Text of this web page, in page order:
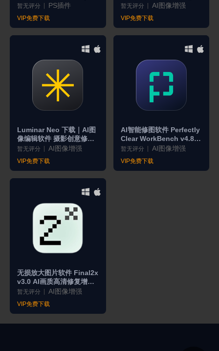
像精修自动化工具
暂无评分 PS插件
VIP免费下载
软件
暂无评分 AI图像增强
VIP免费下载
Luminar Neo 下载｜AI图
像编辑软件 摄影创意修图
工具 Win/Mac
暂无评分 AI图像增强
VIP免费下载
AI智能修图软件 Perfectly
Clear WorkBench v4.8
汉化版带全套预设
暂无评分 AI图像增强
VIP免费下载
无损放大图片软件 Final2x
v3.0 AI画质高清修复增强
工具下载
暂无评分 AI图像增强
VIP免费下载